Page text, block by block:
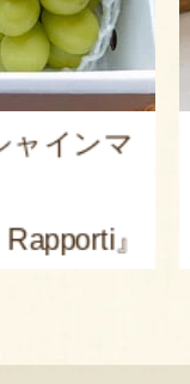
ャインマ
』